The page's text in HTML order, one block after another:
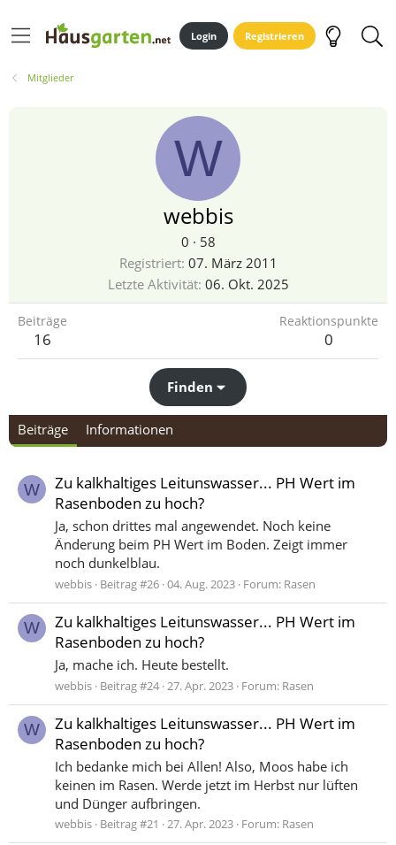
Login Registrieren
Mitglieder
W
webbis
0 · 58
Registriert 07. März 2011
Letzte Aktivität 06. Okt. 2025
Beiträge
16
Reaktionspunkte
0
Finden
Beiträge Informationen
W
Zu kalkhaltiges Leitunswasser... PH Wert im
Rasenboden zu hoch?
Ja, schon drittes mal angewendet. Noch keine
Änderung beim PH Wert im Boden. Zeigt immer
noch dunkelblau.
webbis Beitrag #26 04. Aug. 2023 Forum: Rasen
W
Zu kalkhaltiges Leitunswasser... PH Wert im
Rasenboden zu hoch?
Ja, mache ich. Heute bestellt.
webbis Beitrag #24 27. Apr. 2023 Forum: Rasen
W
Zu kalkhaltiges Leitunswasser... PH Wert im
Rasenboden zu hoch?
Ich bedanke mich bei Allen! Also, Moos habe ich
keinen im Rasen. Werde jetzt im Herbst nur lüften
und Dünger aufbringen.
webbis Beitrag #21 27. Apr. 2023 Forum: Rasen